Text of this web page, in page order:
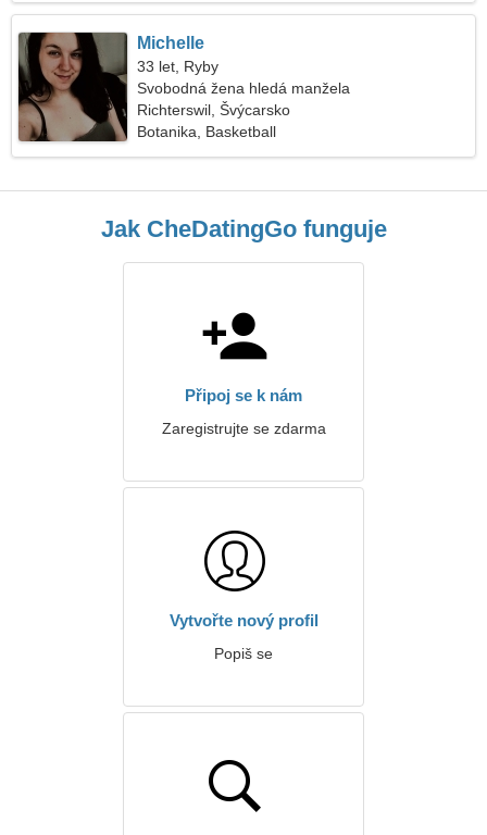
Michelle
33 let, Ryby
Svobodná žena hledá manžela
Richterswil, Švýcarsko
Botanika, Basketball
Jak CheDatingGo funguje
Připoj se k nám
Zaregistrujte se zdarma
Vytvořte nový profil
Popiš se